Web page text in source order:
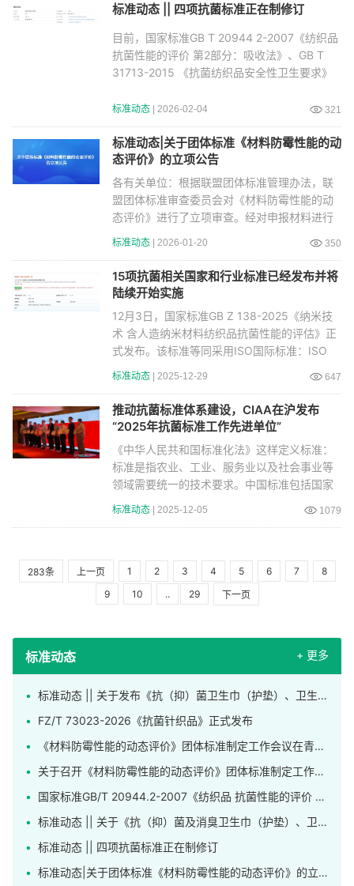
标准动态 || 四项抗菌标准正在制修订
目前，国家标准GB T 20944 2-2007《纺织品
抗菌性能的评价 第2部分：吸收法》、GB T
31713-2015 《抗菌纺织品安全性卫生要求》
标准动态 | 2026-02-04 321
标准动态|关于团体标准《材料防霉性能的动
态评价》的立项公告
各有关单位：根据联盟团体标准管理办法，联
盟团体标准审查委员会对《材料防霉性能的动
态评价》进行了立项审查。经对申报材料进行
认真研究与
标准动态 | 2026-01-20 350
15项抗菌相关国家和行业标准已经发布并将
陆续开始实施
12月3日，国家标准GB Z 138-2025《纳米技
术 含人造纳米材料纺织品抗菌性能的评估》正
式发布。该标准等同采用ISO国际标准：ISO
TS 23650:
标准动态 | 2025-12-29 647
推动抗菌标准体系建设，CIAA在沪发布
“2025年抗菌标准工作先进单位”
《中华人民共和国标准化法》这样定义标准：
标准是指农业、工业、服务业以及社会事业等
领域需要统一的技术要求。中国标准包括国家
标准、行业
标准动态 | 2025-12-05 1079
283条 上一页 1 2 3 4 5 6 7
8
9
10 .. 29 下一页
标准动态 + 更多
标准动态 || 关于发布《抗（抑）菌卫生巾（护垫）、卫生裤》团体标准的公告
FZ/T 73023-2026《抗菌针织品》正式发布
《材料防霉性能的动态评价》团体标准制定工作会议在青岛召开
关于召开《材料防霉性能的动态评价》团体标准制定工作会议的通知
国家标准GB/T 20944.2-2007《纺织品 抗菌性能的评价 第2部分：吸收法》正在修订
标准动态 || 关于《抗（抑）菌及消臭卫生巾（护垫）、卫生裤》标准公开征求意见的通知
标准动态 || 四项抗菌标准正在制修订
标准动态|关于团体标准《材料防霉性能的动态评价》的立项公告